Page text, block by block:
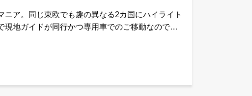
ア。同じ東欧でも趣の異なる2カ国にハイライト
現地ガイドが同行かつ専用車でのご移動なので、